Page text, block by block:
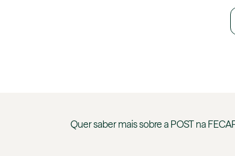
Quer saber mais sobre a POST na